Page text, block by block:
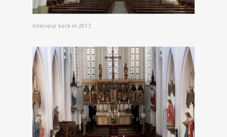
Interieur kerk in 2017